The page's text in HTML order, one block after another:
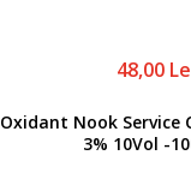
48,00
Oxidant Nook Service
3% 10Vol -